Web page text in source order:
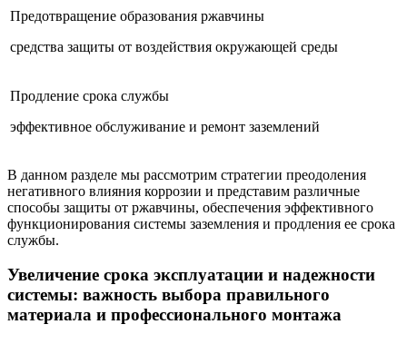
Предотвращение образования ржавчины
средства защиты от воздействия окружающей среды
Продление срока службы
эффективное обслуживание и ремонт заземлений
В данном разделе мы рассмотрим стратегии преодоления
негативного влияния коррозии и представим различные
способы защиты от ржавчины, обеспечения эффективного
функционирования системы заземления и продления ее срока
службы.
Увеличение срока эксплуатации и надежности
системы: важность выбора правильного
материала и профессионального монтажа